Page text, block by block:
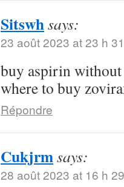
Sitswhsays:
23 août 2023 at 23 h
buy aspirin
where to buy
Répondre
Cukjrmsays:
28 août 2023 at 16 h